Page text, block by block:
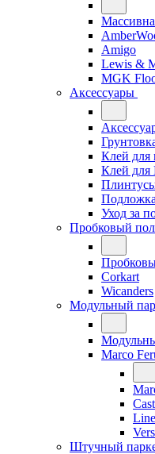
Amigo
Lewis &
MGK
Аксессуары
Клей для
Клей
Подложка
Уход за
Пробковый пол
Corkart
Wicanders
Модульный
Marco
Штучный